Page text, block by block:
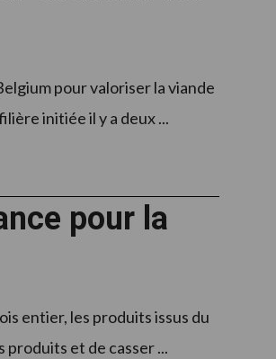
pour valoriser la viande
initiée il y a deux ...
pour la
entier, les produits issus du
et de casser ...